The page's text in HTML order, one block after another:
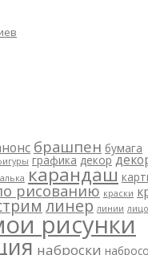
брашпен бумага
графика декор
карандаш
рисованию краски
линер линии лицо
рисунки
наброски